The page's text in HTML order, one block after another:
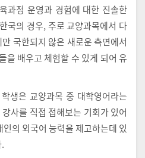
과정 운영과 경험에 대한 진솔한
국의 경우, 주로 교양과목에서 다
국한되지 않은 새로운 측면에서
을 배우고 체험할 수 있게 되어 유
생은 교양과목 중 대학영어라는
사를 직접 접해보는 기회가 있어
의 외국어 능력을 제고하는데 있